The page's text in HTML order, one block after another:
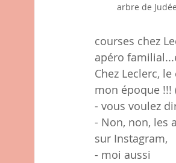
arbre de
courses chez
apéro
Chez Leclerc,
mon époque !!!
- vous voulez
- Non, non, les
sur Instagram,
- moi aussi